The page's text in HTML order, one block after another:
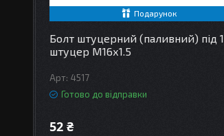
Подарунок
Болт штуцерний (паливний) під 1
штуцер М16х1.5
4517
Готово до відправки
52 ₴